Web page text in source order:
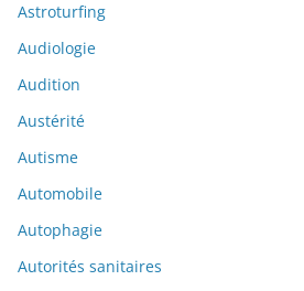
Astroturfing
Audiologie
Audition
Austérité
Autisme
Automobile
Autophagie
Autorités sanitaires